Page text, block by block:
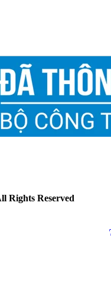
Rights Reserved
(8h00 - 21h30)
(8h00 -